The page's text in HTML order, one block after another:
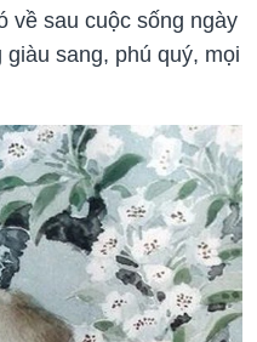
về sau cuộc sống ngày
sang, phú quý, mọi